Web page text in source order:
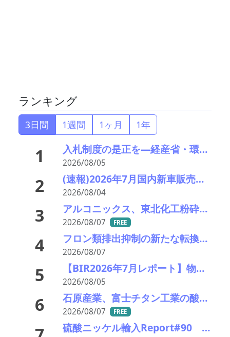
ランキング
3日間 1週間 1ヶ月 1年
1 入札制度の是正を—経産省・環境省が指定PETボトル資源循環で検討会
2026/08/05
2 (速報)2026年7月国内新車販売 41万7千台 前年同月比7%増加 4か月連続プラス
2026/08/04
3 アルコニックス、東北化工粉砕工場の火災被害状況を報告―摩擦材事業２ラインで復旧の見通し立たず
2026/08/07 FREE
4 フロン類排出抑制の新たな転換点、廃棄時回収の徹底と再生冷媒循環の構築へ―経産省が中間取り纏め
2026/08/07
5 【BIR2026年7月レポート】物流コスト増がリサイクル市場に影響
2026/08/05
6 石原産業、富士チタン工業の酸化チタン事業から撤退へ
2026/08/07 FREE
硫酸ニッケル輸入Report#90 2026年中盤輸入回復の兆し